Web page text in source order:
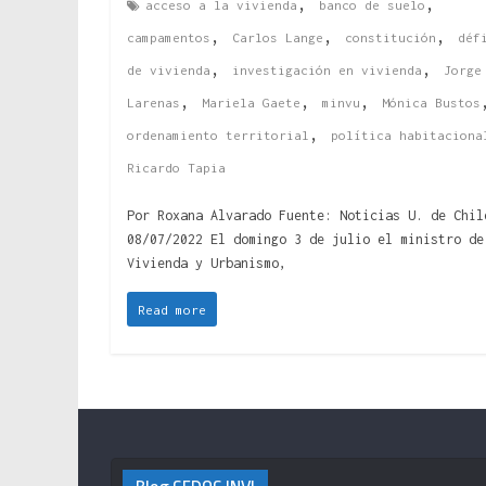
acceso a la vivienda banco de suelo
campamentos , Carlos Lange , constitución ,
de vivienda , investigación en vivienda , Jorge
Larenas , Mariela Gaete , minvu , Mónica Bustos ,
ordenamiento territorial , política habitacional
Ricardo Tapia
Por Roxana Alvarado Fuente: Noticias U. de
08/07/2022 El domingo 3 de julio el ministro de
Vivienda y Urbanismo,
Read more